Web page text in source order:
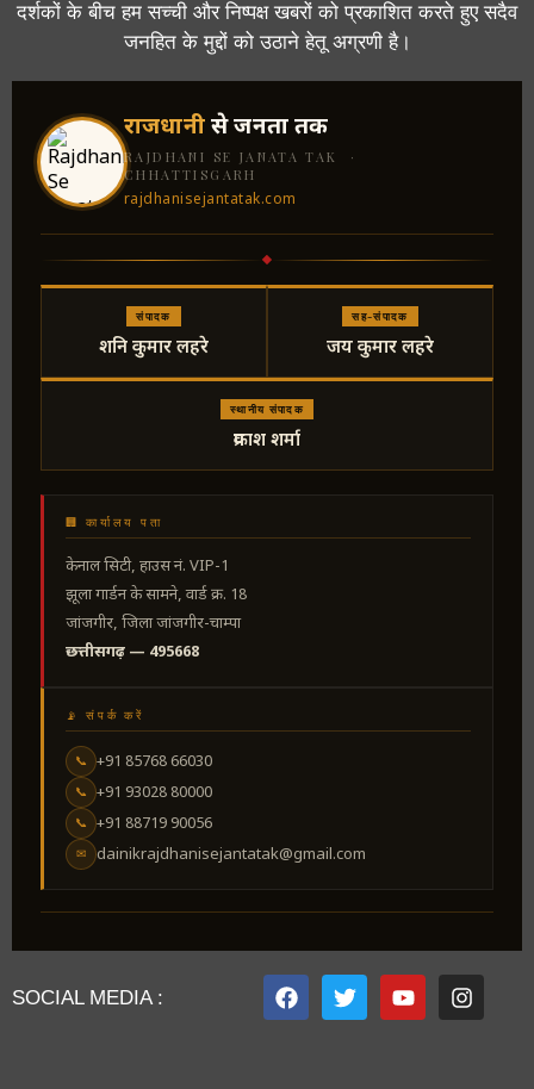
दर्शकों के बीच हम सच्ची और निष्पक्ष खबरों को प्रकाशित करते हुए सदैव
जनहित के मुद्दों को उठाने हेतू अग्रणी है।
राजधानीसे जनता तक
RAJDHANI SE JANATA TAK ·
CHHATTISGARH
rajdhanisejantatak.com
संपादक
शनि कुमार लहरे
सह-संपादक
जय कुमार लहरे
स्थानीय संपादक
प्रकाश शर्मा
🏢 कार्यालय पता
केनाल सिटी, हाउस नं. VIP-1
झूला गार्डन के सामने, वार्ड क्र. 18
जांजगीर, जिला जांजगीर-चाम्पा
छत्तीसगढ़ — 495668
📡 संपर्क करें
📞 +91 85768 66030
📞 +91 93028 80000
📞 +91 88719 90056
✉ dainikrajdhanisejantatak@gmail.com
SOCIAL MEDIA :